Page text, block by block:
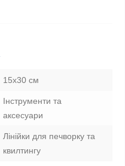
15х30 см
Інструменти та
аксесуари
Лінійки для печворку та
квилтингу